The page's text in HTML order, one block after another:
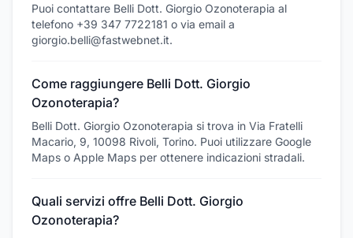
Puoi contattare Belli Dott. Giorgio Ozonoterapia al
telefono +39 347 7722181 o via email a
giorgio.belli@fastwebnet.it.
Come raggiungere Belli Dott. Giorgio
Ozonoterapia?
Belli Dott. Giorgio Ozonoterapia si trova in Via Fratelli
Macario, 9, 10098 Rivoli, Torino. Puoi utilizzare Google
Maps o Apple Maps per ottenere indicazioni stradali.
Quali servizi offre Belli Dott. Giorgio
Ozonoterapia?